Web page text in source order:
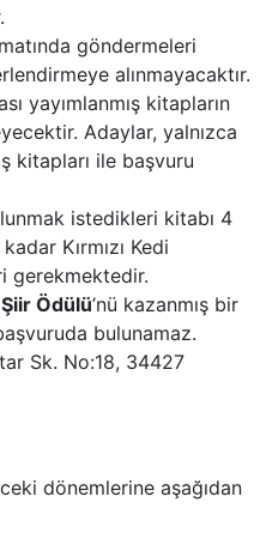
göndermeleri
alınmayacaktır.
yayımlanmış kitapların
Adaylar, yalnızca
kitapları ile başvuru
istedikleri kitabı 4
Kırmızı Kedi
gerekmektedir.
Ödülü’nü kazanmış bir
bulunamaz.
Sk. No:18, 34427
dönemlerine aşağıdan